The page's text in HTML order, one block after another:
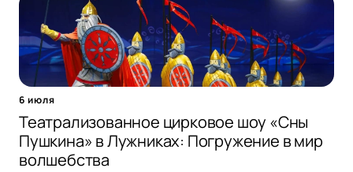
6 июля
Театрализованное цирковое шоу «Сны
Пушкина» в Лужниках: Погружение в мир
волшебства